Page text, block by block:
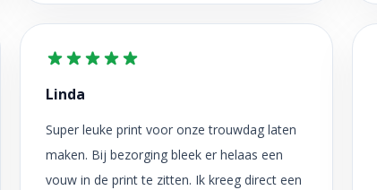
Linda
Super leuke print voor onze trouwdag laten
maken. Bij bezorging bleek er helaas een
vouw in de print te zitten. Ik kreeg direct een